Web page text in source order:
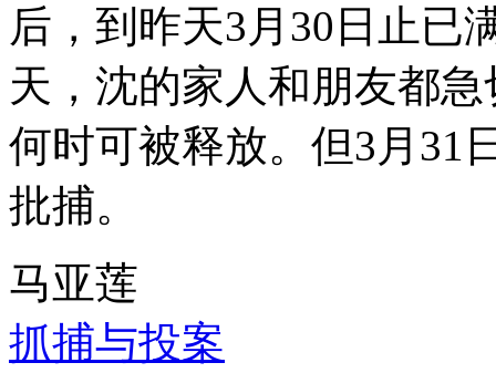
后，到昨天3月30日止已
天，沈的家人和朋友都
何时可被释放。但3月31
批捕。
马亚莲
抓捕与投案